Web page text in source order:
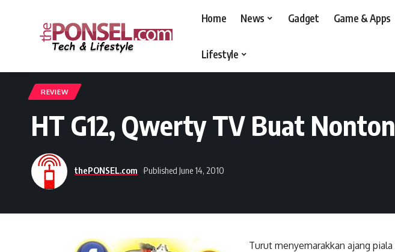
Home News Gadget Game & Apps
Lifestyle
REVIEW
HT G12, Qwerty TV Buat
thePONSEL.com Published June 14, 2010
Turut menyemarakkan ajang